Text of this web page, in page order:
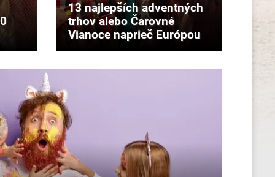
13 najlepších adventných
trhov alebo Čarovné
Vianoce naprieč Európou